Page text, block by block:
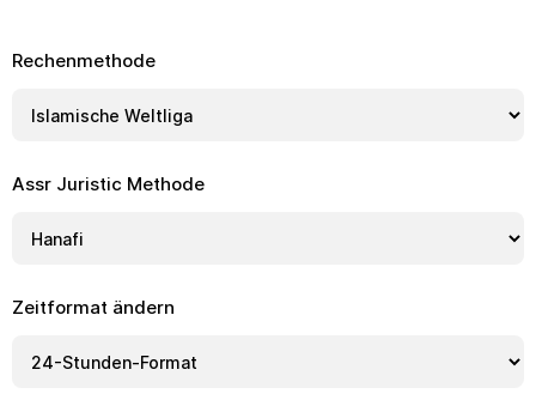
Rechenmethode
Assr Juristic Methode
Zeitformat ändern